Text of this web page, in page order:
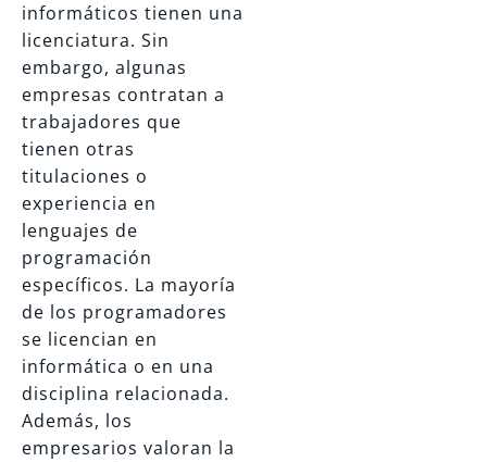
informáticos tienen una
licenciatura. Sin
embargo, algunas
empresas contratan a
trabajadores que
tienen otras
titulaciones o
experiencia en
lenguajes de
programación
específicos. La mayoría
de los programadores
se licencian en
informática o en una
disciplina relacionada.
Además, los
empresarios valoran la